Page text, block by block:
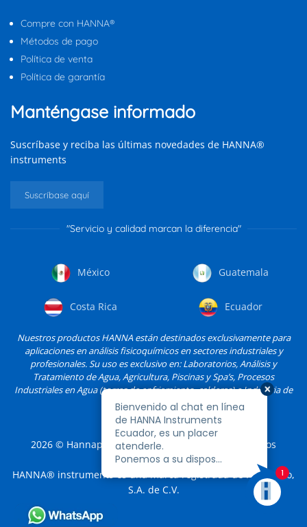
Compre con HANNA®
Métodos de pago
Política de venta
Política de garantía
Manténgase informado
Suscríbase y reciba las últimas novedades de HANNA®
instruments
Suscríbase aquí
"Servicio y calidad marcan la diferencia"
México Guatemala
Costa Rica Ecuador
Nuestros productos HANNA están destinados exclusivamente para
aplicaciones en análisis fisicoquímicos en sectores industriales y
profesionales. Su uso es exclusivo en: Laboratorios, Análisis y
Tratamiento de Agua, Agricultura, Piscinas y Spa’s, Procesos
Industriales en Agua (torres de enfriamiento, calderas) e Industria de
Alimentos, entre otros.
2026 © Hannapro, S.A. de C.V. y sus filiales. Todos los
derechos reservados.
HANNA® instruments es una marca registrada de Hannapro,
S.A. de C.V.